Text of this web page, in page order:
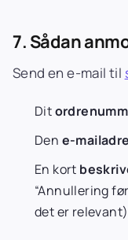
7. Sådan
Send en e-mail til
Dit
Den e-
En kort
“Annullering
det er relevant)